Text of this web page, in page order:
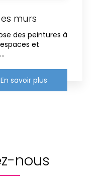
murs
des peintures à
et
En savoir plus
nous